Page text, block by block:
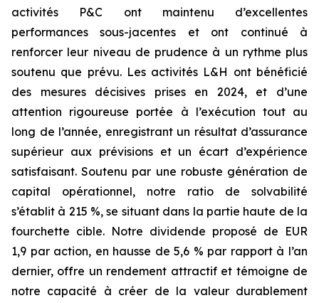
activités P&C ont maintenu d’excellentes
performances sous-jacentes et ont continué à
renforcer leur niveau de prudence à un rythme plus
soutenu que prévu. Les activités L&H ont bénéficié
des mesures décisives prises en 2024, et d’une
attention rigoureuse portée à l’exécution tout au
long de l’année, enregistrant un résultat d’assurance
supérieur aux prévisions et un écart d’expérience
satisfaisant. Soutenu par une robuste génération de
capital opérationnel, notre ratio de solvabilité
s’établit à 215 %, se situant dans la partie haute de la
fourchette cible. Notre dividende proposé de EUR
1,9 par action, en hausse de 5,6 % par rapport à l’an
dernier, offre un rendement attractif et témoigne de
notre capacité à créer de la valeur durablement